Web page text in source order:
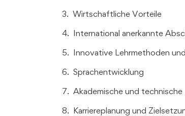
Wirtschaftliche Vorteile
International anerkannte
Innovative Lehrmethoden
Sprachentwicklung
Akademische und
Karriereplanung und